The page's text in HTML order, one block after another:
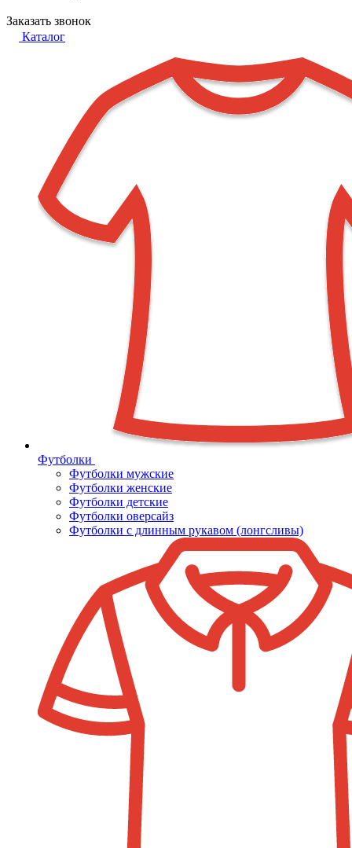
Заказать звонок
Каталог
Футболки
Футболки мужские
Футболки женские
Футболки детские
Футболки оверсайз
Футболки с длинным рукавом (лонгсливы)